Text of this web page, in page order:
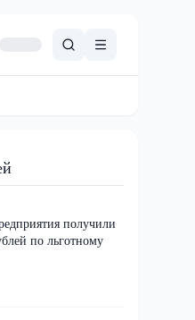
получили
по льготному